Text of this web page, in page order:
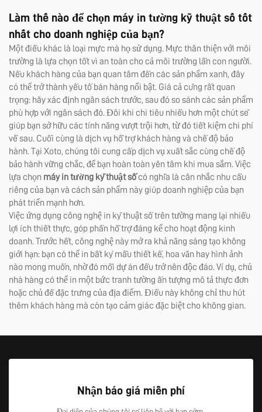
Làm thế nào để chọn máy in tường kỹ thuật số tốt
nhất cho doanh nghiệp của bạn?
Một điều khác là loại mực mà họ sử dụng. Mực thân thiện với môi
trường là lựa chọn tốt vì an toàn cho cả môi trường lẫn con người.
Nếu khách hàng của bạn quan tâm đến các sản phẩm xanh, đây
có thể trở thành yếu tố bán hàng nổi bật. Giá cả cũng rất quan
trọng: hãy xác định ngân sách trước, sau đó so sánh các sản phẩm
phù hợp với ngân sách đó. Đôi khi chi tiêu nhiều hơn một chút sẽ
giúp bạn sở hữu các tính năng vượt trội hơn, từ đó tiết kiệm chi phí
về sau. Cuối cùng là dịch vụ hỗ trợ khách hàng và chế độ bảo
hành. Tại Xoto, chúng tôi cung cấp dịch vụ xuất sắc cùng chế độ
bảo hành vững chắc, để bạn hoàn toàn yên tâm khi mua sắm. Việc
lựa chọn máy in tường kỹ thuật sốcó nghĩa là cân nhắc nhu cầu
riêng của bạn và cách sản phẩm này giúp doanh nghiệp của bạn
phát triển mạnh hơn.
Việc ứng dụng công nghệ in kỹ thuật số trên tường mang lại nhiều
lợi ích thiết thực, góp phần hỗ trợ đáng kể cho hoạt động kinh
doanh. Trước hết, công nghệ này mở ra khả năng sáng tạo không
giới hạn: bạn có thể in bất kỳ mẫu thiết kế, hoa văn hay hình ảnh
nào mong muốn, nhờ đó mỗi dự án đều trở nên độc đáo. Ví dụ, chủ
nhà hàng có thể in một bức tranh tường ấn tượng mô tả thực đơn
hoặc chủ đề đặc trưng của địa điểm. Điều này không chỉ thu hút
thêm khách hàng mà còn tạo cảm giác đặc biệt cho không gian.
Nhận báo giá miễn phí